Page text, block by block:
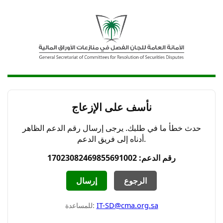
نأسف على الإزعاج
حدث خطأ ما في طلبك. يرجى إرسال رقم الدعم الظاهر
أدناه إلى فريق الدعم.
رقم الدعم: 17023082469855691002
إرسال الرجوع
للمساعدة: IT-SD@cma.org.sa